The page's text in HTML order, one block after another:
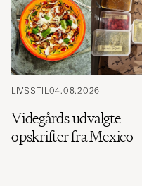
LIVSSTIL04.08.2026
Videgårds udvalgte
opskrifter fra Mexico